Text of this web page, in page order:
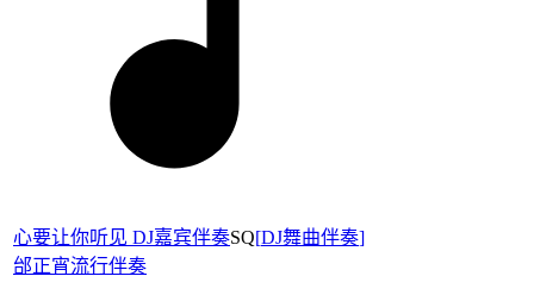
心要让你听见 DJ嘉宾伴奏SQ[DJ舞曲伴奏]
邰正宵流行伴奏